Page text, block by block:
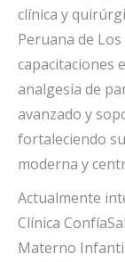
clínica y
Peruana de
capacitaciones
analgesia de
avanzado y
fortaleciendo
moderna y
Actualmente
Clínica
Materno